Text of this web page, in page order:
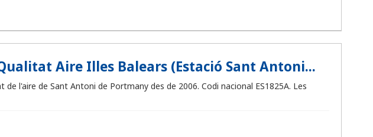
Aire Illes Balears (Estació Sant Antoni...
l'aire de Sant Antoni de Portmany des de 2006. Codi nacional ES1825A. Les